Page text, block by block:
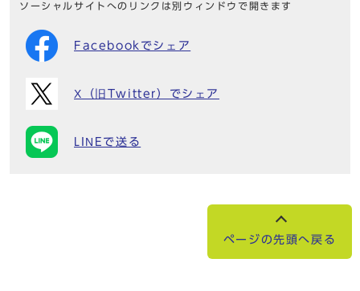
ソーシャルサイトへのリンクは別ウィンドウで開きます
Facebookでシェア
X（旧Twitter）でシェア
LINEで送る
ページの先頭へ戻る